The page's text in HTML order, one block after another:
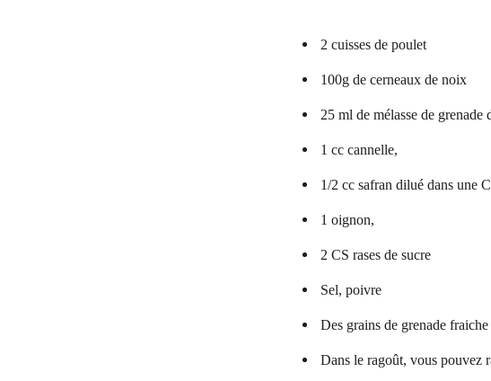
2 cuisses de poulet
100g de cerneaux de noix
25 ml de mélasse de grenade
1 cc cannelle,
1/2 cc safran dilué dans une
1 oignon,
2 CS rases de sucre
Sel, poivre
Des grains de grenade
Dans le ragoût, vous pouvez